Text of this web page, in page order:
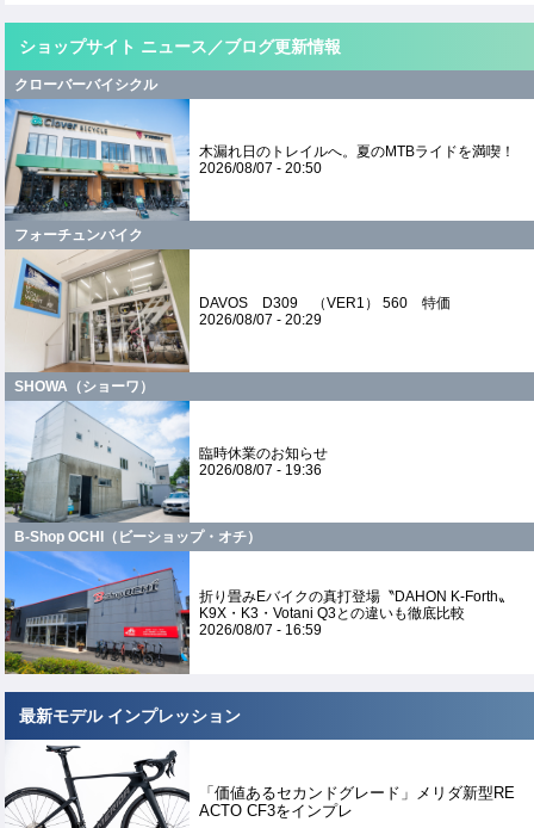
ショップサイト ニュース／ブログ更新情報
クローバーバイシクル
木漏れ日のトレイルへ。夏のMTBライドを満喫！
2026/08/07 - 20:50
フォーチュンバイク
DAVOS D309 （VER1） 560 特価
2026/08/07 - 20:29
SHOWA（ショーワ）
臨時休業のお知らせ
2026/08/07 - 19:36
B-Shop OCHI（ビーショップ・オチ）
折り畳みEバイクの真打登場〝DAHON K-Forth〟
K9X・K3・Votani Q3との違いも徹底比較
2026/08/07 - 16:59
最新モデル インプレッション
「価値あるセカンドグレード」メリダ新型RE
ACTO CF3をインプレ